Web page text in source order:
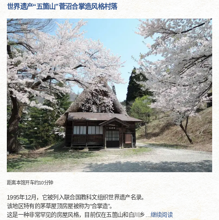
世界遗产“五箇山”菅沼合掌造风格村落
距离本馆开车约10分钟
1995年12月，它被列入联合国教科文组织世界遗产名录。
该地区特有的茅草屋顶房屋被称为“合掌造”。
这是一种非常罕见的房屋风格，目前仅在五箇山和白川乡…继续阅读